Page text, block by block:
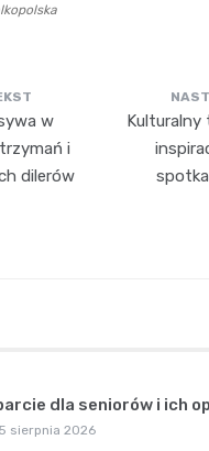
w
i
dilerów
Kulturalny
dla seniorów i ich
5 sierpnia 2026